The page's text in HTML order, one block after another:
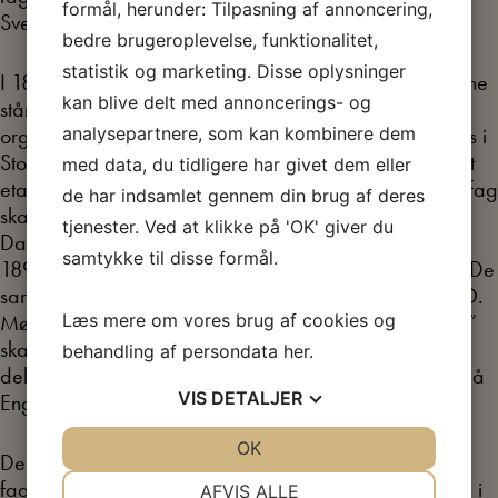
Svendsen, som redaktør.
I 1896 stiftes arbejdsgiverforeningen, og arbejdsgiverne
står nu stærkt med en central landsdækkende
organisation. På den 5. skandinaviske arbejderkongres i
Stockholm 1897 bliver det besluttet, at arbejdet med at
etablere faglige landsorganisationer, der på tværs af fag
skal samle fagbevægelsen, er den vigtigste opgave. I
Danmark går tingene hurtigt, og 3.- 4.- og 5. januar
1898 bliver der indkaldt til delegeretmøde for at stifte De
samvirkende Fagforbund DsF, det der i dag hedder LO.
Mødet, som bliver kaldt “Det store Arbejderparlament”
skal holdes i Rømersgade, men der er så mange
deltagere, at det må rykkes til forsamlingsbygningen på
Enghavevej.
Den helt store diskussion på delegeretmødet er om
fagforbund og fællesorganisationer skal være sammen i
formål, herunder: Tilpasning af annoncering,
bedre brugeroplevelse, funktionalitet,
statistik og marketing. Disse oplysninger
kan blive delt med annoncerings- og
analysepartnere, som kan kombinere dem
med data, du tidligere har givet dem eller
de har indsamlet gennem din brug af deres
tjenester. Ved at klikke på 'OK' giver du
samtykke til disse formål.
Læs mere om vores brug af cookies og
behandling af persondata her.
VIS DETALJER
AFVIS ALLE
OK